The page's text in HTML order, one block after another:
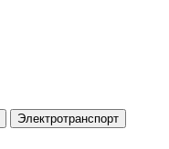
Электротранспорт